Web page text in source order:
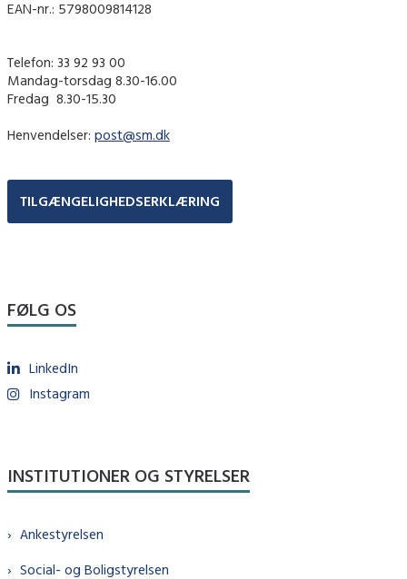
EAN-nr.: 5798009814128
Telefon: 33 92 93 00
Mandag-torsdag 8.30-16.00
Fredag ​ 8.30-15.30
Henvendelser: post@sm.dk
TILGÆNGELIGHEDSERKLÆRING
FØLG OS
LinkedIn
Instagram
INSTITUTIONER OG STYRELSER
Ankestyrelsen
Social- og Boligstyrelsen